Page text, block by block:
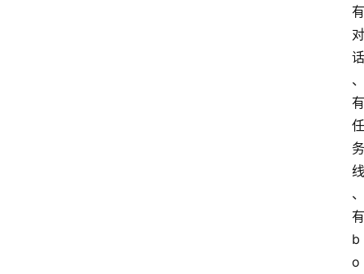
有
对
话
、
有
任
务
线
、
有
b
o